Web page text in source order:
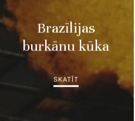
Brazīlijas
burkānu kūka
SKATĪT